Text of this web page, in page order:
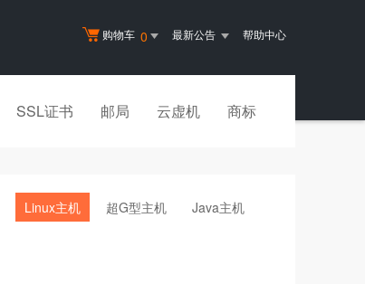
购物车 0 最新公告 帮助中心
SSL证书 邮局 云虚机 商标
Linux主机 超G型主机
Java主机